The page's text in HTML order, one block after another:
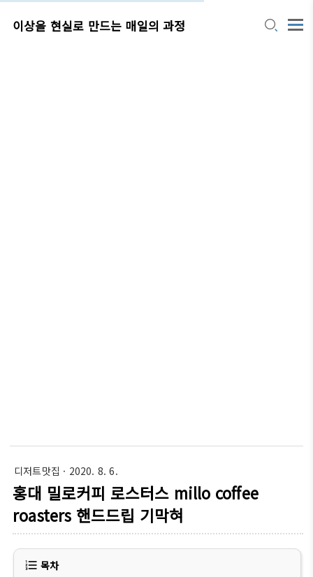
이상을 현실로 만드는 매일의 과정
디저트맛집 · 2020. 8. 6.
홍대 밀로커피 로스터스 millo coffee
roasters 핸드드립 기막혀
목차